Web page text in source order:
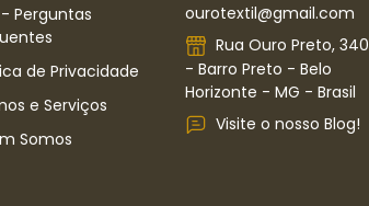
- Perguntas
de Privacidade
e Serviços
Somos
ourotextil@gmail.com
Rua Ouro Preto, 340
- Barro Preto - Belo
Horizonte - MG - Brasil
Visite o nosso Blog!